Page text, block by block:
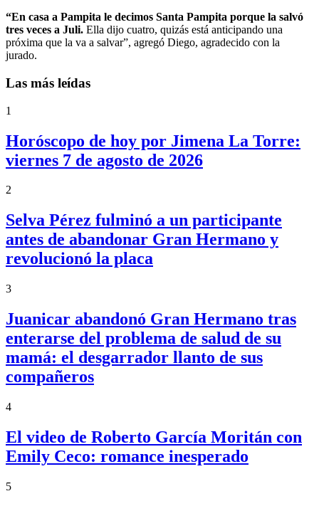
“En casa a Pampita le decimos Santa Pampita porque la salvó
tres veces a Juli. Ella dijo cuatro, quizás está anticipando una
próxima que la va a salvar”, agregó Diego, agradecido con la
jurado.
Las más leídas
1
Horóscopo de hoy por Jimena La Torre:
viernes 7 de agosto de 2026
2
Selva Pérez fulminó a un participante
antes de abandonar Gran Hermano y
revolucionó la placa
3
Juanicar abandonó Gran Hermano tras
enterarse del problema de salud de su
mamá: el desgarrador llanto de sus
compañeros
4
El video de Roberto García Moritán con
Emily Ceco: romance inesperado
5